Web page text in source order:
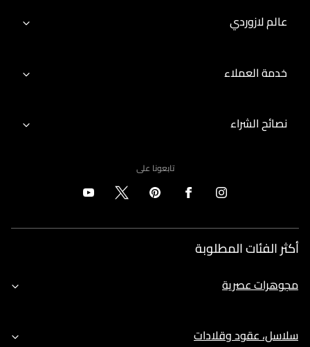
عالم لازوردي
خدمة العملاء
نصائح الشراء
تابعونا على
أكثر الفئات المطلوبة
مجوهرات عصرية
سلاسل، عقود وقلادات